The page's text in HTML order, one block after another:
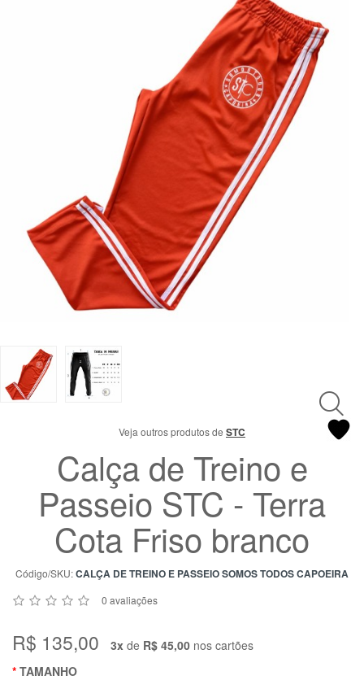
OFERTAS
CENTRAL
ATENDIMENTO
8309-
9797
Envie-
nos uma
mensagem
Veja outros produtos de STC
Calça de Treino e
Passeio STC - Terra
Cota Friso branco
Código/SKU:CALÇA DE TREINO E PASSEIO SOMOS TODOS CAPOEIRA
0 avaliações
R$ 135,00 3x de R$ 45,00 nos cartões
TAMANHO